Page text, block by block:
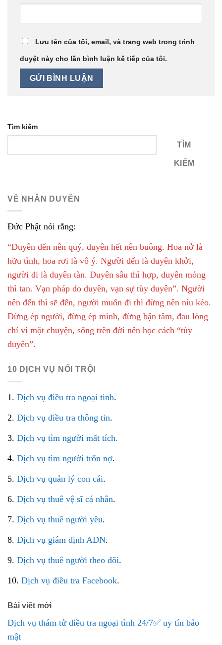
Lưu tên của tôi, email, và trang web trong trình
duyệt này cho lần bình luận kế tiếp của tôi.
Tìm kiếm
TÌM
KIẾM
VỀ NHÂN DUYÊN
Đức Phật nói rằng:
“Duyên đến nên quý, duyên hết nên buông. Hoa nở là
hữu tình, hoa rơi là vô ý. Người đến là duyên khởi,
người đi là duyên tàn. Duyên sâu thì hợp, duyên mỏng
thì tan. Vạn pháp do duyên, vạn sự tùy duyên”. Người
nên đến thì sẽ đến, người muốn đi thì đừng nên níu kéo.
Đừng ép người, đừng ép mình, đừng bận tâm, đau lòng
chỉ vì một chuyện, sống trên đời nên học cách “tùy
duyên”.
10 DỊCH VỤ NỔI TRỘI
1. Dịch vụ điều tra ngoại tình.
2. Dịch vụ điều tra thông tin.
3. Dịch vụ tìm người mất tích.
4. Dịch vụ tìm người trốn nợ.
5. Dịch vụ quản lý con cái.
6. Dịch vụ thuê vệ sĩ cá nhân.
7. Dịch vụ thuê người yêu.
8. Dịch vụ giám định ADN.
9. Dịch vụ thuê người theo dõi.
10. Dịch vụ điều tra Facebook.
Bài viết mới
Dịch vụ thám tử điều tra ngoại tình 24/7✅ uy tín bảo
mật